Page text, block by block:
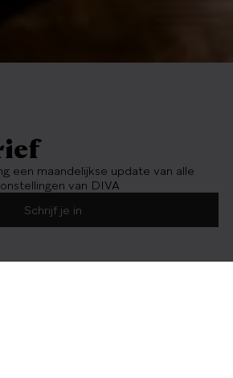
een maandelijkse update van alle
van DIVA
Schrijf je in